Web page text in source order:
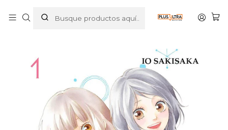
AMAR Y SER AMADO, DEJAR Y SER DEJADO 01 - IVREA
ESPANA